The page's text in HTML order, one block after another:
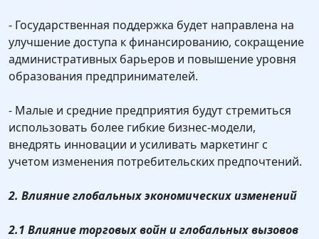
- Государственная поддержка будет направлена на
улучшение доступа к финансированию, сокращение
административных барьеров и повышение уровня
образования предпринимателей.
- Малые и средние предприятия будут стремиться
использовать более гибкие бизнес-модели,
внедрять инновации и усиливать маркетинг с
учетом изменения потребительских предпочтений.
2. Влияние глобальных экономических изменений
2.1 Влияние торговых войн и глобальных вызовов